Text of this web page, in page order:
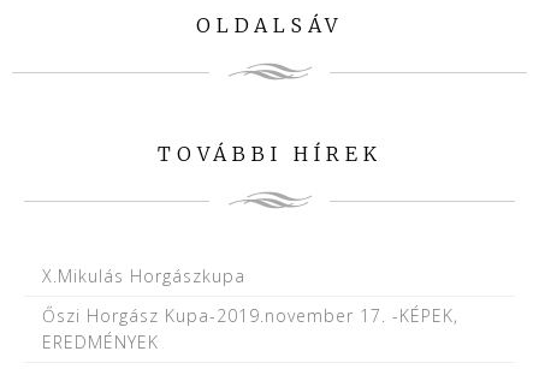
OLDALSÁV
TOVÁBBI HÍREK
X.Mikulás Horgászkupa
Őszi Horgász Kupa-2019.november 17. -KÉPEK,
EREDMÉNYEK